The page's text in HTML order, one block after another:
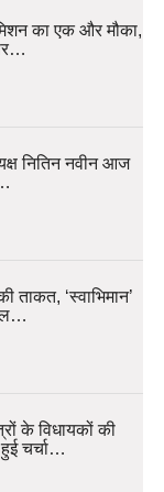
का एक और मौका,
नितिन नवीन आज
ताकत, ‘स्वाभिमान’
के विधायकों की
चर्चा…